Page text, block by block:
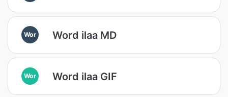
Wor Word ilaa MD
Wor Word ilaa GIF